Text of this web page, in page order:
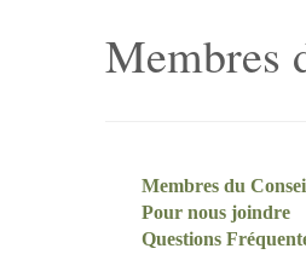
Membres
Membres du
Pour nous joindre
Questions